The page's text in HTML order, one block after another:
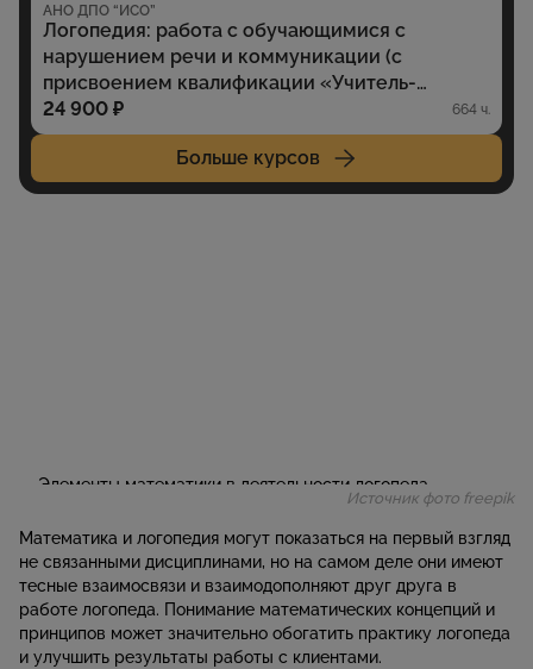
АНО ДПО “ИСО”
Логопедия: работа с обучающимися с
нарушением речи и коммуникации (с
присвоением квалификации «Учитель-
логопед» (профиль: нарушение речи и
коммуникации)
24 900 ₽ 664 ч.
Больше курсов
Источник фото freepik
Математика и логопедия могут показаться на первый взгляд
не связанными дисциплинами, но на самом деле они имеют
тесные взаимосвязи и взаимодополняют друг друга в
работе логопеда. Понимание математических концепций и
принципов может значительно обогатить практику логопеда
и улучшить результаты работы с клиентами.